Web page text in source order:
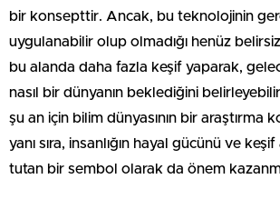
bir konsepttir. Ancak, bu teknolojinin
uygulanabilir olup olmadığı henüz
bu alanda daha fazla keşif yaparak,
nasıl bir dünyanın beklediğini
şu an için bilim dünyasının bir araştırma
yanı sıra, insanlığın hayal gücünü ve
tutan bir sembol olarak da önem